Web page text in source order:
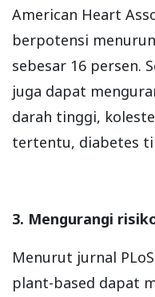
American Heart
berpotensi
sebesar 16 persen.
juga dapat
darah tinggi,
tertentu, diabetes
3. Mengurangi
Menurut jurnal
plant-based dapat